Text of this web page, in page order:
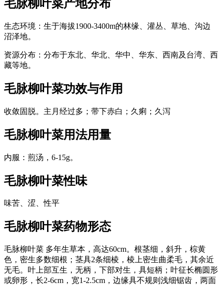
毛脉柳叶菜产地分布
生态环境：生于海拔1900-3400m的林缘、灌丛、草地、沟边
沼泽地。
资源分布：分布于东北、华北、华中、华东、西南及台湾、西
藏等地。
毛脉柳叶菜功效与作用
收敛固脱。主月经过多；带下赤白；久痢；久泻
毛脉柳叶菜用法用量
内服：煎汤，6-15g。
毛脉柳叶菜性味
味苦、涩、性平
毛脉柳叶菜药物形态
毛脉柳叶菜 多年生草本，高达60cm。根茎细，斜升，棕黄
色，密生多数细根；茎具2条细棱，棱上密生曲柔毛，其余近
无毛。叶上部互生，无柄，下部对生，具短柄；叶征长椭圆形
或卵形，长2-6cm，宽1-2.5cm，边缘具不规则浅细锯齿，两面